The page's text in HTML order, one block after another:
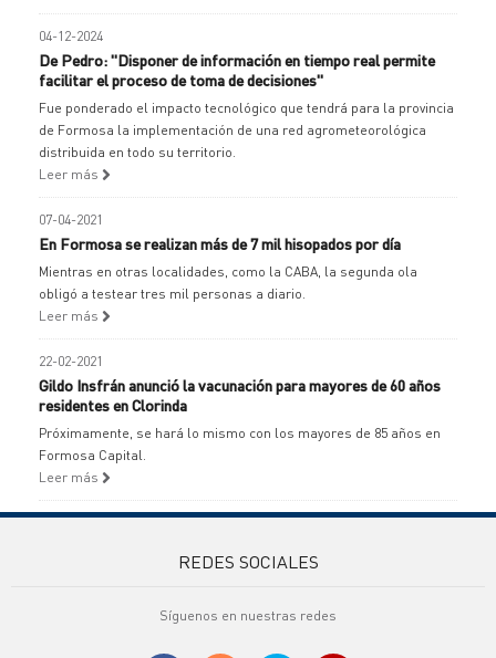
04-12-2024
De Pedro: "Disponer de información en tiempo real permite
facilitar el proceso de toma de decisiones"
Fue ponderado el impacto tecnológico que tendrá para la provincia
de Formosa la implementación de una red agrometeorológica
distribuida en todo su territorio.
Leer más
07-04-2021
En Formosa se realizan más de 7 mil hisopados por día
Mientras en otras localidades, como la CABA, la segunda ola
obligó a testear tres mil personas a diario.
Leer más
22-02-2021
Gildo Insfrán anunció la vacunación para mayores de 60 años
residentes en Clorinda
Próximamente, se hará lo mismo con los mayores de 85 años en
Formosa Capital.
Leer más
REDES SOCIALES
Síguenos en nuestras redes